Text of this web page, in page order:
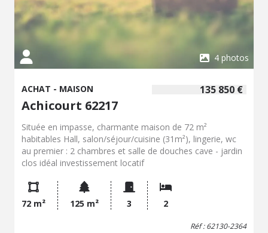
4 photos
135 850 €
ACHAT - MAISON
Achicourt 62217
Située en impasse, charmante maison de 72 m²
habitables Hall, salon/séjour/cuisine (31m²), lingerie, wc
au premier : 2 chambres et salle de douches cave - jardin
clos idéal investissement locatif
72 m² 125 m² 3 2
Réf : 62130-2364